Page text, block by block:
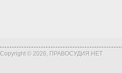
Copyright © 2026, ПРАВОСУДИЯ.НЕТ